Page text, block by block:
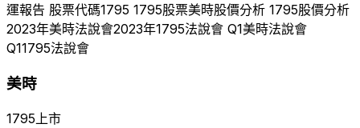
運報告 股票代碼1795 1795股票美時股價分析 1795股價分析
2023年美時法說會2023年1795法說會 Q1美時法說會
Q11795法說會
美時
1795上市